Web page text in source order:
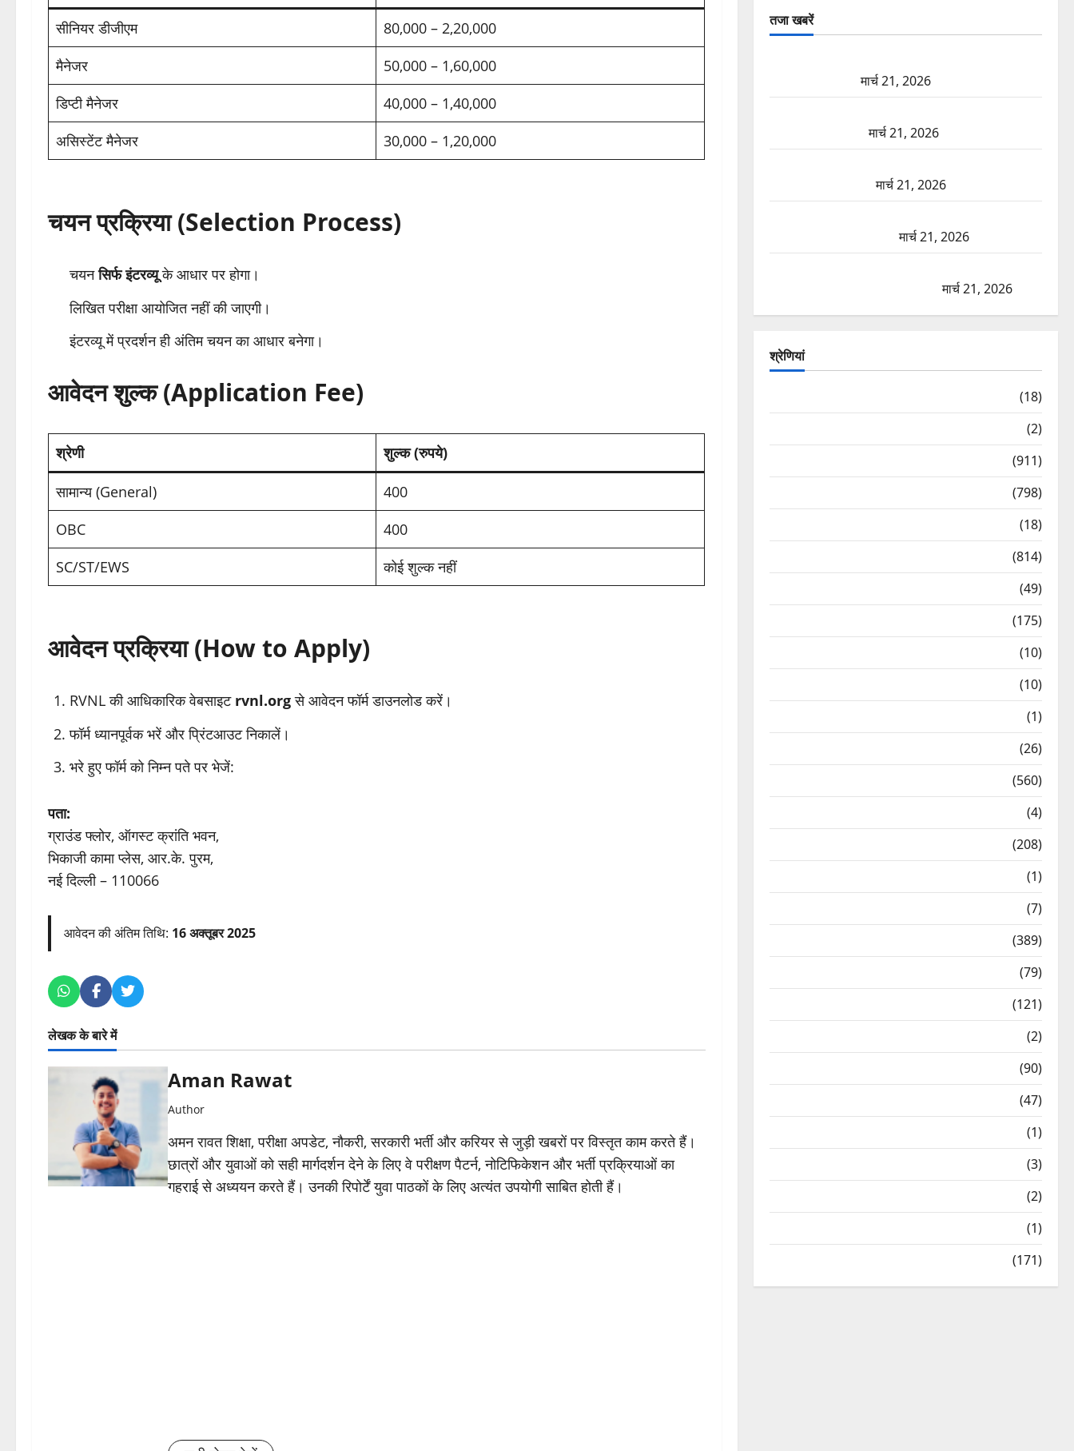
सीनियर डीजीएम
80,000 – 2,20,000
मैनेजर
50,000 – 1,60,000
डिप्टी मैनेजर
40,000 – 1,40,000
असिस्टेंट मैनेजर
30,000 – 1,20,000
चयन प्रक्रिया (Selection Process)
चयनसिर्फ इंटरव्यूके आधार पर होगा।
लिखित परीक्षा आयोजित नहीं की जाएगी।
इंटरव्यू में प्रदर्शन ही अंतिम चयन का आधार बनेगा।
आवेदन शुल्क (Application Fee)
श्रेणी शुल्क (रुपये)
सामान्य (General)
400
OBC
400
SC/ST/EWS
कोई शुल्क नहीं
आवेदन प्रक्रिया (How to Apply)
RVNL की आधिकारिक वेबसाइट rvnl.orgसे आवेदन फॉर्म डाउनलोड करें।
फॉर्म ध्यानपूर्वक भरें और प्रिंटआउट निकालें।
भरे हुए फॉर्म को निम्न पते पर भेजें:
पता:
ग्राउंड फ्लोर, ऑगस्ट क्रांति भवन,
भिकाजी कामा प्लेस, आर.के. पुरम,
नई दिल्ली – 110066
आवेदन की अंतिम तिथि: 16 अक्तूबर 2025
लेखक के बारे में
Aman Rawat
Author
अमन रावत शिक्षा, परीक्षा अपडेट, नौकरी, सरकारी भर्ती और करियर से जुड़ी खबरों पर विस्तृत काम करते हैं।
छात्रों और युवाओं को सही मार्गदर्शन देने के लिए वे परीक्षण पैटर्न, नोटिफिकेशन और भर्ती प्रक्रियाओं का
गहराई से अध्ययन करते हैं। उनकी रिपोर्टें युवा पाठकों के लिए अत्यंत उपयोगी साबित होती हैं।
तजा खबरें
मार्च 21, 2026
मार्च 21, 2026
मार्च 21, 2026
मार्च 21, 2026
मार्च 21, 2026
श्रेणियां
(18)
(2)
(911)
(798)
(18)
(814)
(49)
(175)
(10)
(10)
(1)
(26)
(560)
(4)
(208)
(1)
(7)
(389)
(79)
(121)
(2)
(90)
(47)
(1)
(3)
(2)
(1)
(171)